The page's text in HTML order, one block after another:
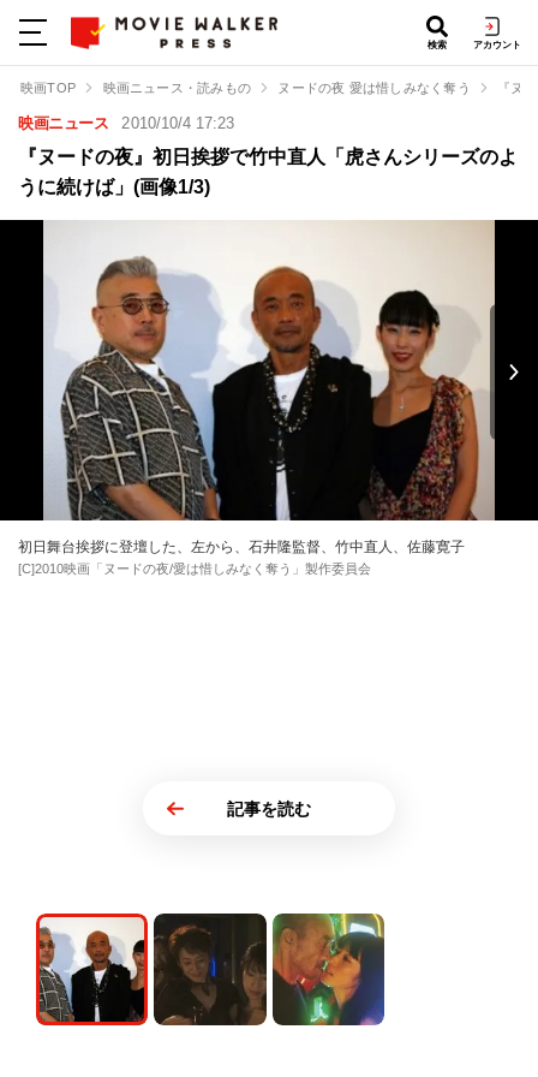
検索 アカウント
映画TOP 映画ニュース・読みもの ヌードの夜 愛は惜しみなく奪う 『ヌ
映画ニュース 2010/10/4 17:23
『ヌードの夜』初日挨拶で竹中直人「虎さんシリーズのよ
うに続けば」(画像1/3)
初日舞台挨拶に登壇した、左から、石井隆監督、竹中直人、佐藤寛子
[C]2010映画「ヌードの夜/愛は惜しみなく奪う」製作委員会
記事を読む